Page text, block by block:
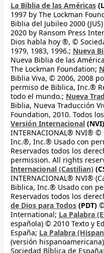
La Biblia de las Américas
1997 by The Lockman
Biblia del Jubileo 2000
2020 by Ransom Press
Dios habla hoy ®, ©
1979, 1983, 1996.; Nueva
Nueva Biblia de las
The Lockman Foundation;
Biblia Viva, © 2006, 2008
permiso de Biblica, Inc.®
todo el mundo.; Nueva
Biblia, Nueva Traducción
Foundation, 2010. Todos
Versión Internacional (NVI)
INTERNACIONAL® NVI® ©
Inc.®, Inc.® Usado con
Reservados todos los
permission. All rights
Internacional (Castilian)
INTERNACIONAL® NVI®
Biblica, Inc.® Usado con
Reservados todos los
de Dios para Todos (PDT)
International; La Palabra
española) © 2010 Texto y
España; La Palabra
(versión
Sociedad Bíblica de España;